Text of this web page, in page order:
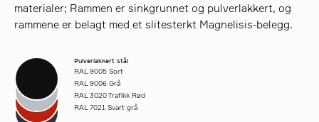
materialer; Rammen er sinkgrunnet og pulverlakkert, og
rammene er belagt med et slitesterkt Magnelisis-belegg.
Pulverlakkert stål
RAL 9005 Sort
RAL 9006 Grå
RAL 3020 Trafikk Rød
RAL 7021 Svart grå